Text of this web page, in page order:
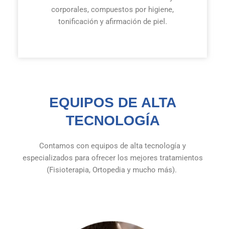
corporales, compuestos por higiene,
tonificación y afirmación de piel.
EQUIPOS DE ALTA
TECNOLOGÍA
Contamos con equipos de alta tecnología y
especializados para ofrecer los mejores tratamientos
(Fisioterapia, Ortopedia y mucho más).